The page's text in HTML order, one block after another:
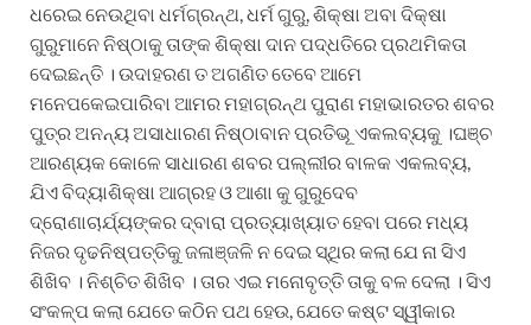
ଧରେଇ ନେଉଥିବା ଧର୍ମଗ୍ରନ୍ଥ, ଧର୍ମ ଗୁରୁ, ଶିକ୍ଷା ଅବା ଦିକ୍ଷା
ଗୁରୁମାନେ ନିଷ୍ଠାକୁ ତାଙ୍କ ଶିକ୍ଷା ଦାନ ପଦ୍ଧତିରେ ପ୍ରଥମିକତା
ଦେଇଛନ୍ତି । ଉଦାହରଣ ତ ଅଗଣିତ ତେବେ ଆମେ
ମନେପକେଇପାରିବା ଆମର ମହାଗ୍ରନ୍ଥ ପୁରାଣ ମହାଭାରତର ଶବର
ପୁତ୍ର ଅନନ୍ୟ ଅସାଧାରଣ ନିଷ୍ଠାବାନ ପ୍ରତିଭୂ ଏକଲବ୍ୟକୁ ।ଘଞ୍ଚ
ଆରଣ୍ୟକ କୋଳେ ସାଧାରଣ ଶବର ପଲ୍ଲୀର ବାଳକ ଏକଲବ୍ୟ,
ଯିଏ ବିଦ୍ୟାଶିକ୍ଷା ଆଗ୍ରହ ଓ ଆଶା କୁ ଗୁରୁଦେବ
ଦ୍ରୋଣାଚାର୍ଯ୍ୟଙ୍କର ଦ୍ବାରା ପ୍ରତ୍ୟାଖ୍ୟାତ ହେବା ପରେ ମଧ୍ୟ
ନିଜର ଦୃଢନିଷ୍ପତ୍ତିକୁ ଜଳାଞ୍ଜଳି ନ ଦେଇ ସ୍ଥିର କଲା ଯେ ନା ସିଏ
ଶିଖିବ । ନିଶ୍ଚିତ ଶିଖିବ । ତାର ଏଇ ମନୋବୃତ୍ତି ତାକୁ ବଳ ଦେଲା । ସିଏ
ସଂକଳ୍ପ କଲା ଯେତେ କଠିନ ପଥ ହେଉ, ଯେତେ କଷ୍ଟ ସ୍ୱୀକାର